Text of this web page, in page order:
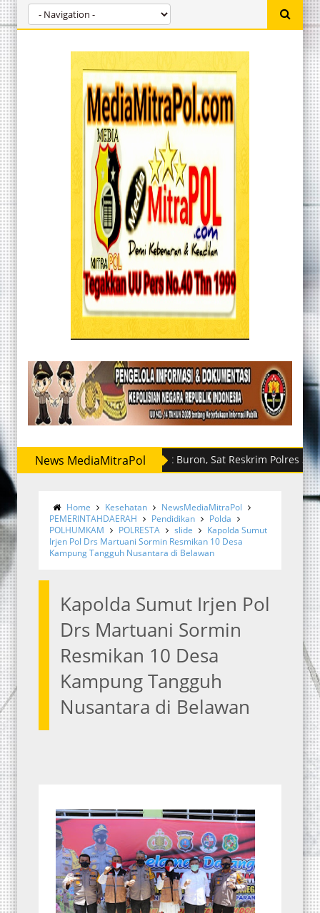
News MediaMitraPolSempat Buron, Sat Reskrim Polres Sergai
Home Kesehatan
NewsMediaMitraPol
PEMERINTAHDAERAH
Pendidikan
Polda
POLHUMKAM
POLRESTA slide
Kapolda Sumut
Irjen Pol Drs Martuani Sormin Resmikan 10 Desa
Kampung Tangguh Nusantara di Belawan
Kapolda Sumut Irjen Pol
Drs Martuani Sormin
Resmikan 10 Desa
Kampung Tangguh
Nusantara di Belawan